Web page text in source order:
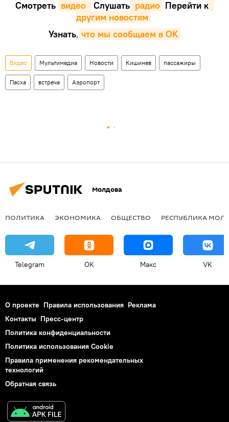
Смотреть видео Cлушать радио Перейти к
другим новостям
Узнать, что мы сообщаем в OK
Видео Мультимедиа Новости Кишинев пассажиры
Пасха встреча Аэропорт
Молдова
ПОЛИТИКА ЭКОНОМИКА ОБЩЕСТВО РЕСПУБЛИКА
Telegram OK Макс VK
О проекте Правила использования Реклама
Контакты Пресс-центр
Политика конфиденциальности
Политика использования Cookie
Правила применения рекомендательных
технологий
Обратная связь